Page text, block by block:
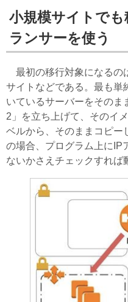
小規模サイトで
ランサーを使う
最初の移行対象になるの
サイトなどである。最も単
いているサーバーをそのま
2」を立ち上げて、そのイ
ベルから、そのままコピー
の場合、プログラム上にIP
ないかさえチェックすれば